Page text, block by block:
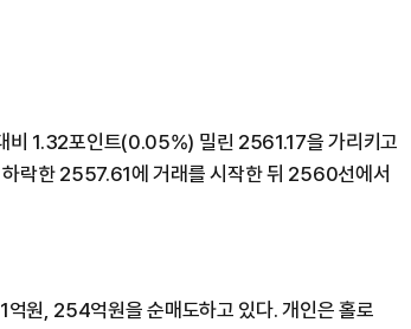
비 1.32포인트(0.05%) 밀린 2561.17을 가리키고
락한 2557.61에 거래를 시작한 뒤 2560선에서
원, 254억원을 순매도하고 있다. 개인은 홀로